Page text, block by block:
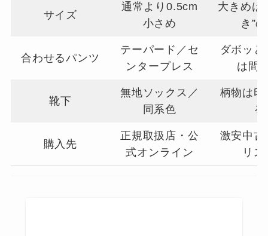
サイズ
通常より0.5cm
小さめ
大きめは
き”
合わせるパンツ
テーパード／セ
ンタープレス
ダボッ
は間
靴下
無地ソックス／
同系色
柄物は印
る
購入先
正規取扱店・公
式オンライン
激安中古
リス